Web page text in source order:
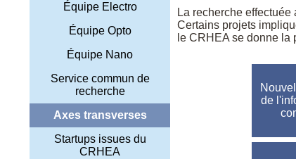
Équipe Electro
Équipe Opto
Équipe Nano
Service commun de
recherche
Axes transverses
Startups issues du
CRHEA
La recherche
Certains projets
le CRHEA se donne la
de